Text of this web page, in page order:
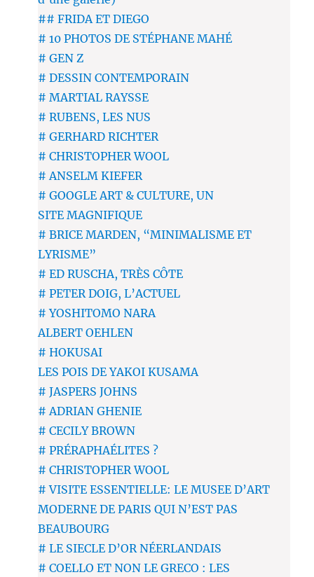
## FRIDA ET DIEGO
# 10 PHOTOS DE STÉPHANE MAHÉ
# GEN Z
# DESSIN CONTEMPORAIN
# MARTIAL RAYSSE
# RUBENS, LES NUS
# GERHARD RICHTER
# CHRISTOPHER WOOL
# ANSELM KIEFER
# GOOGLE ART & CULTURE, UN
SITE MAGNIFIQUE
# BRICE MARDEN, “MINIMALISME ET
LYRISME”
# ED RUSCHA, TRÈS CÔTE
# PETER DOIG, L’ACTUEL
# YOSHITOMO NARA
ALBERT OEHLEN
# HOKUSAI
LES POIS DE YAKOI KUSAMA
# JASPERS JOHNS
# ADRIAN GHENIE
# CECILY BROWN
# PRÉRAPHAÉLITES ?
# CHRISTOPHER WOOL
# VISITE ESSENTIELLE: LE MUSEE D’ART
MODERNE DE PARIS QUI N’EST PAS
BEAUBOURG
# LE SIECLE D’OR NÉERLANDAIS
# COELLO ET NON LE GRECO : LES